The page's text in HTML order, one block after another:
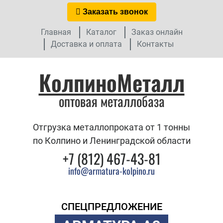
Заказать звонок
Главная Каталог
Заказ онлайн
Доставка и оплата
Контакты
КолпиноМеталл
оптовая металлобаза
Отгрузка металлопроката от 1 тонны
по Колпино и Ленинградской области
+7 (812) 467-43-81
info@armatura-kolpino.ru
СПЕЦПРЕДЛОЖЕНИЕ